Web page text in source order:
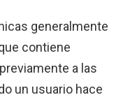
generalmente
contiene
a las
un usuario hace